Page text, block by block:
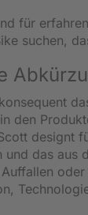
für
suchen,
den
designt
das